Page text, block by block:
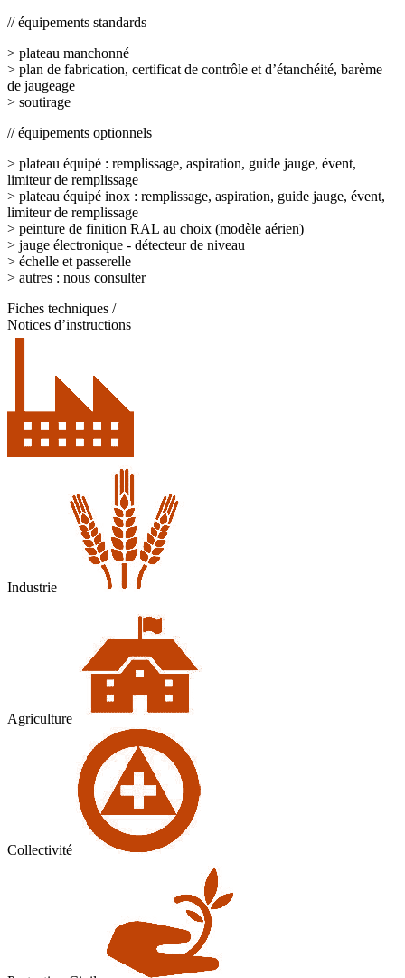
//équipements standards
> plateau manchonné
> plan de fabrication, certificat de contrôle et d’étanchéité, barème
de jaugeage
> soutirage
//équipements optionnels
> plateau équipé : remplissage, aspiration, guide jauge, évent,
limiteur de remplissage
> plateau équipé inox : remplissage, aspiration, guide jauge, évent,
limiteur de remplissage
> peinture de finition RAL au choix (modèle aérien)
> jauge électronique - détecteur de niveau
> échelle et passerelle
> autres : nous consulter
Fiches techniques /
Notices d’instructions
Industrie
Agriculture
Collectivité